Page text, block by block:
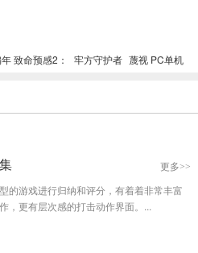
《SWEYET》承诺为玩家提供一个
天，可能上线三四款游戏，一个月
点，可能分分钟就被打下去。相信
真的难找啊。
致命预感2：
内附说明）
牢方守护者
明）
蔑视 PC单机
更多>>
的游戏进行归纳和评分，有着着非常丰富
，更有层次感的打击动作界面。...